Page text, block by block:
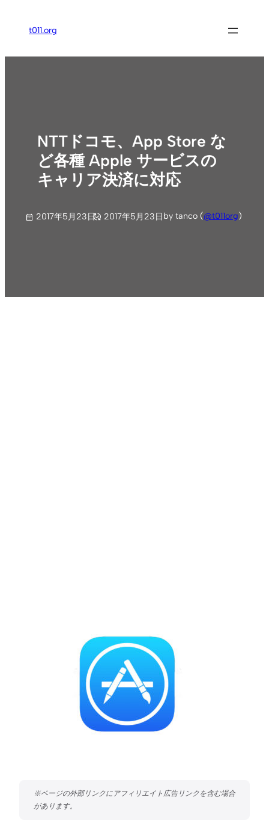
ス
t011.org
NTTドコモ、App Store な
ど各種 Apple サービスの
キャリア決済に対応
2017年5月23日 2017年5月23日by tanco (@t011org)